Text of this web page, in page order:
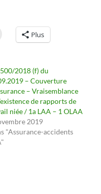
Plus
2018 (f) du
– Couverture
– Vraisemblance
de rapports de
niée / 1a LAA – 1 OLAA
2019
"Assurance-accidents